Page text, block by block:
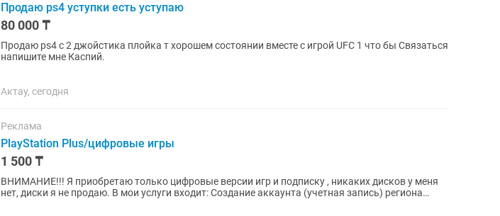
Продаю ps4 уступки есть уступаю
80 000 ₸
Продаю ps4 с 2 джойстика плойка т хорошем состоянии вместе с игрой UFC 1 что бы Связаться
напишите мне Каспий.
Актау, сегодня
Реклама
PlayStation Plus/цифровые игры
1 500 ₸
ВНИМАНИЕ!!! Я приобретаю только цифровые версии игр и подписку , никаких дисков у меня
нет, диски я не продаю. В мои услуги входит: Создание аккаунта (учетная запись) региона